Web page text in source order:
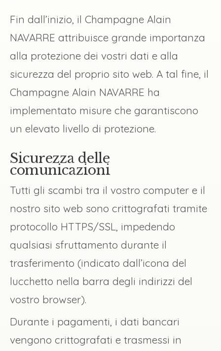
Fin dall’inizio, il Champagne Alain
NAVARRE attribuisce grande importanza
alla protezione dei vostri dati e alla
sicurezza del proprio sito web. A tal fine, il
Champagne Alain NAVARRE ha
implementato misure che garantiscono
un elevato livello di protezione.
Sicurezza delle
comunicazioni
Tutti gli scambi tra il vostro computer e il
nostro sito web sono crittografati tramite
protocollo HTTPS/SSL, impedendo
qualsiasi sfruttamento durante il
trasferimento (indicato dall’icona del
lucchetto nella barra degli indirizzi del
vostro browser).
Durante i pagamenti, i dati bancari
vengono crittografati e trasmessi in